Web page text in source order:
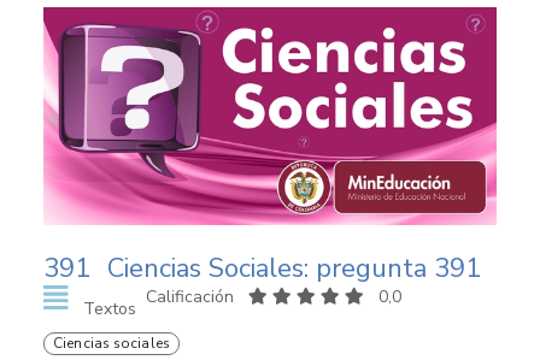
391 Ciencias Sociales: pregunta 391
Textos
Calificación 0,0
Ciencias sociales